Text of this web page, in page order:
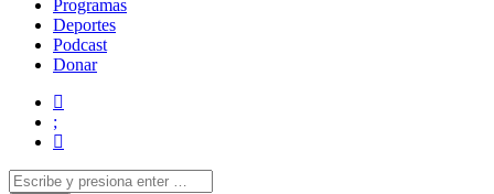
Programas
Deportes
Podcast
Donar